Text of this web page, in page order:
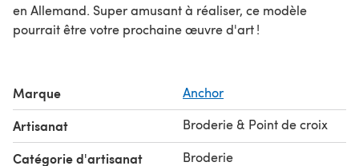
en Allemand. Super amusant à réaliser, ce modèle
pourrait être votre prochaine œuvre d'art !
Marque Anchor
Artisanat Broderie & Point de croix
Catégorie d'artisanat Broderie